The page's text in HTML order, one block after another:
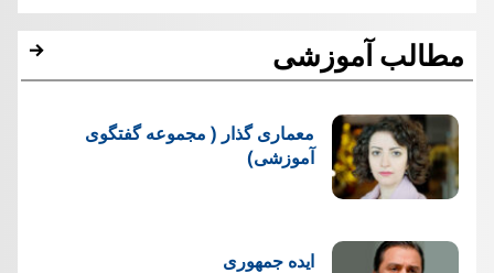
مطالب آموزشی
معماری گذار ( مجموعه گفتگوی
آموزشی)
ایده جمهوری